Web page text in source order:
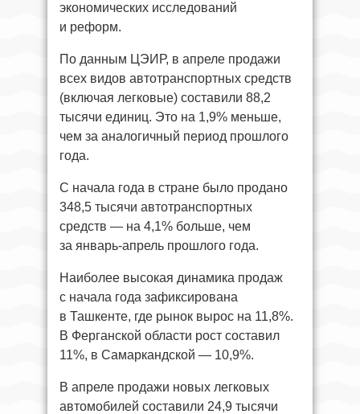
экономических исследований
и реформ.
По данным ЦЭИР, в апреле продажи
всех видов автотранспортных средств
(включая легковые) составили 88,2
тысячи единиц. Это на 1,9% меньше,
чем за аналогичный период прошлого
года.
С начала года в стране было продано
348,5 тысячи автотранспортных
средств — на 4,1% больше, чем
за январь-апрель прошлого года.
Наиболее высокая динамика продаж
с начала года зафиксирована
в Ташкенте, где рынок вырос на 11,8%.
В Ферганской области рост составил
11%, в Самаркандской — 10,9%.
В апреле продажи новых легковых
автомобилей составили 24,9 тысячи